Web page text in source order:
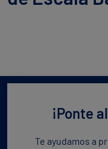
¡Ponte
Te ayudamos a